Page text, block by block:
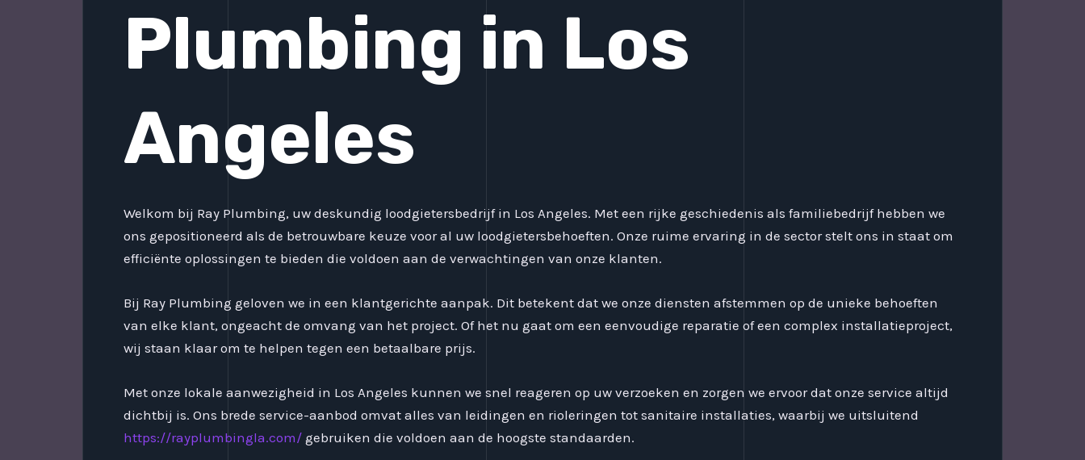
Plumbing in Los
Angeles
Welkom bij Ray Plumbing, uw deskundig loodgietersbedrijf in Los Angeles. Met een rijke geschiedenis als familiebedrijf hebben we
ons gepositioneerd als de betrouwbare keuze voor al uw loodgietersbehoeften. Onze ruime ervaring in de sector stelt ons in staat om
efficiënte oplossingen te bieden die voldoen aan de verwachtingen van onze klanten.
Bij Ray Plumbing geloven we in een klantgerichte aanpak. Dit betekent dat we onze diensten afstemmen op de unieke behoeften
van elke klant, ongeacht de omvang van het project. Of het nu gaat om een eenvoudige reparatie of een complex installatieproject,
wij staan klaar om te helpen tegen een betaalbare prijs.
Met onze lokale aanwezigheid in Los Angeles kunnen we snel reageren op uw verzoeken en zorgen we ervoor dat onze service altijd
dichtbij is. Ons brede service-aanbod omvat alles van leidingen en rioleringen tot sanitaire installaties, waarbij we uitsluitend
https://rayplumbingla.com/ gebruiken die voldoen aan de hoogste standaarden.